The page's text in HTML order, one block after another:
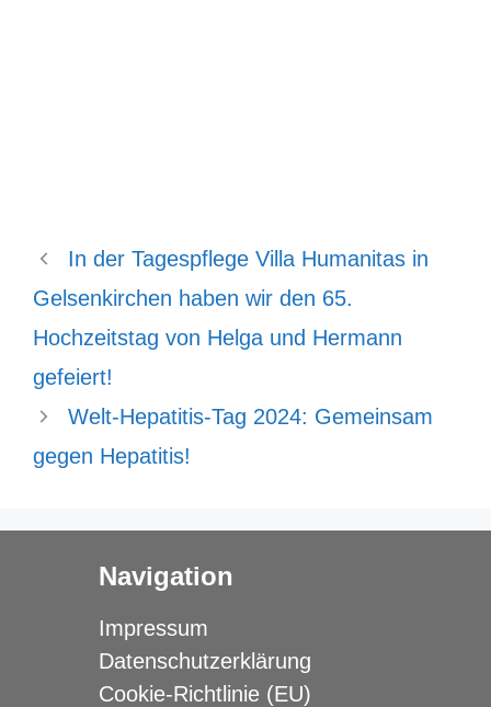
In der Tagespflege Villa Humanitas in
Gelsenkirchen haben wir den 65.
Hochzeitstag von Helga und Hermann
gefeiert!
Welt-Hepatitis-Tag 2024: Gemeinsam
gegen Hepatitis!
Navigation
Impressum
Datenschutzerklärung
Cookie-Richtlinie (EU)